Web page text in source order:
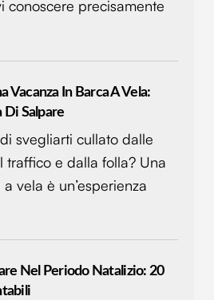
personalizzare contenuti ed
Condividiamo inoltre
cui utilizzi il nostro sito con i
di analisi dei dati web,
i quali potrebbero combinarle
dei loro servizi.
conoscere precisamente
Vacanza In Barca A Vela:
Di Salpare
svegliarti cullato dalle
traffico e dalla folla? Una
vela è un’esperienza
Nel Periodo Natalizio: 20